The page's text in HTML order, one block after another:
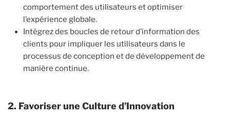
comportement des utilisateurs et optimiser
l’expérience globale.
Intégrez des boucles de retour d’information des
clients pour impliquer les utilisateurs dans le
processus de conception et de développement de
manière continue.
2. Favoriser une Culture d’Innovation